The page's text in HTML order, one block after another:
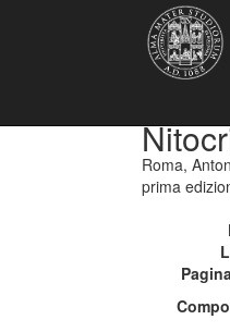
Roma,
prima